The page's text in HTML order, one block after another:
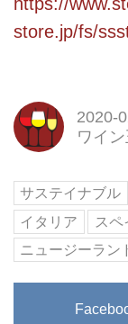
https://
store.jp/fs/
2020-
ワイ
サステイナブル
イタリア
スペ
ニュージーラン